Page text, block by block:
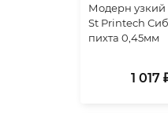
Модерн узкий
St Printech
пихта 0,45мм
1 017